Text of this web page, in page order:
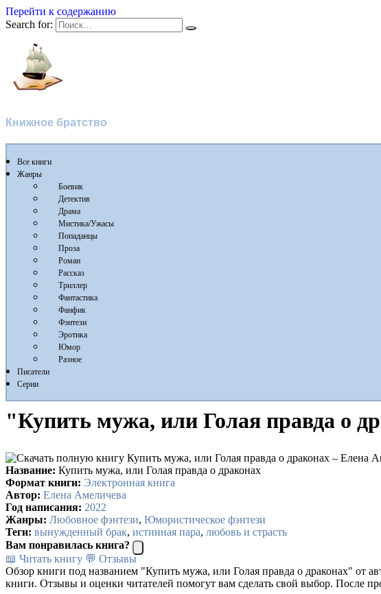
Перейти к содержанию
Search for:
Книжное братство
Все книги
Жанры
Боевик
Детектив
Драма
Мистика/Ужасы
Попаданцы
Проза
Роман
Рассказ
Триллер
Фантастика
Фанфик
Фэнтези
Эротика
Юмор
Разное
Писатели
Серии
"Купить мужа, или Голая правда о
Название: Купить мужа, или Голая правда о драконах
Формат книги: Электронная книга
Автор: Елена Амеличева
Год написания: 2022
Жанры: Любовное фэнтези, Юмористическое фэнтези
Теги: вынужденный брак, истинная пара, любовь и страсть
Вам понравилась книга?
📖 Читать книгу 💬 Отзывы
Обзор книги под названием "Купить мужа, или Голая правда о драконах" от
книги. Отзывы и оценки читателей помогут вам сделать свой выбор. После